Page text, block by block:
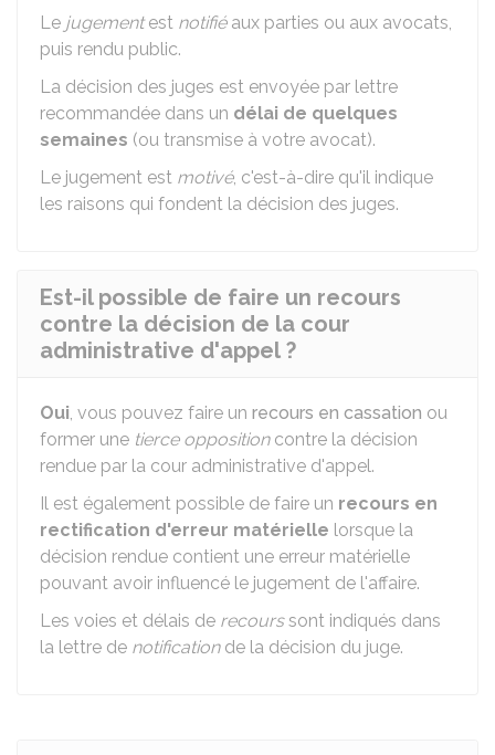
Le jugementest notifiéaux parties ou aux avocats,
puis rendu public.
La décision des juges est envoyée par lettre
recommandée dans un délai de quelques
semaines (ou transmise à votre avocat).
Le jugement est motivé, c'est-à-dire qu'il indique
les raisons qui fondent la décision des juges.
Est-il possible de faire un recours
contre la décision de la cour
administrative d'appel ?
Oui, vous pouvez faire un recours en cassation ou
former une tierce oppositioncontre la décision
rendue par la cour administrative d'appel.
Il est également possible de faire un recours en
rectification d'erreur matérielle lorsque la
décision rendue contient une erreur matérielle
pouvant avoir influencé le jugement de l'affaire.
Les voies et délais de recourssont indiqués dans
la lettre de notificationde la décision du juge.